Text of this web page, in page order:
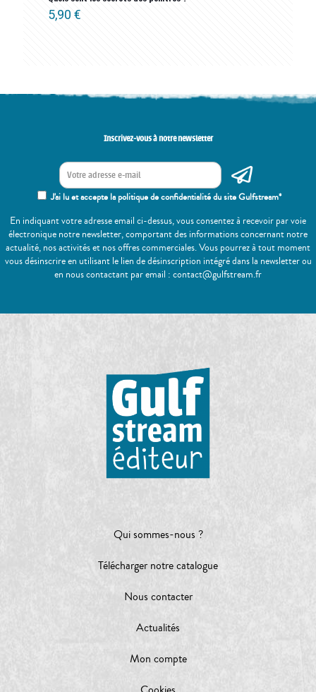
5,90 €
Inscrivez-vous à notre newsletter
J'ai lu et accepte la politique de confidentialité du site Gulfstream*
En indiquant votre adresse email ci-dessus, vous consentez à recevoir par voie
électronique notre newsletter, comportant des informations concernant notre
actualité, nos activités et nos offres commerciales. Vous pourrez à tout moment
vous désinscrire en utilisant le lien de désinscription intégré dans la newsletter ou
en nous contactant par email : contact@gulfstream.fr
Qui sommes-nous ?
Télécharger notre catalogue
Nous contacter
Actualités
Mon compte